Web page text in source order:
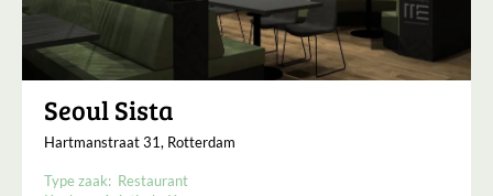
Seoul Sista
Hartmanstraat 31, Rotterdam
Type zaak: Restaurant